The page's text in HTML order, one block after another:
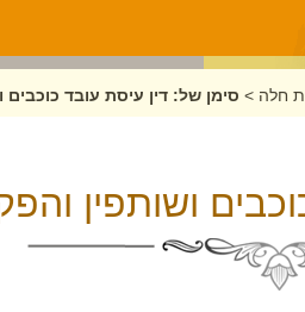
חלה > סימן של: דין עיסת עובד כוכבים
ושותפין